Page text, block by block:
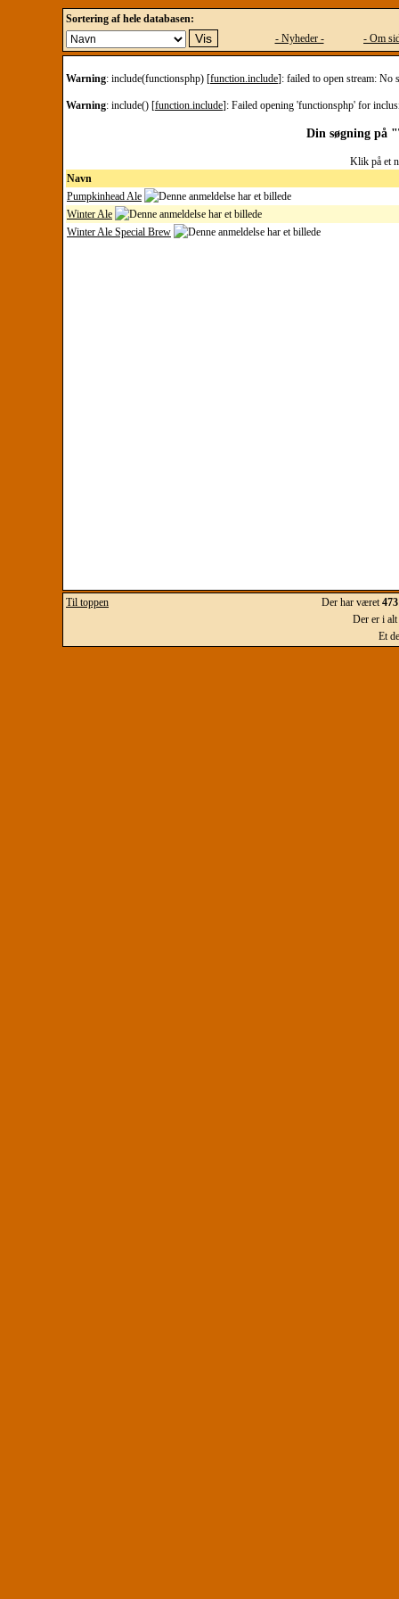
Sortering af hele databasen:
- Nyheder -
- Om
Warning: include(functionsphp) [function.include]: failed to open stream:
Warning: include() [function.include]: Failed opening 'functionsphp' for
Din søgning på
Klik på et
Navn
Pumpkinhead Ale
Winter Ale
Winter Ale Special Brew
Til toppen Der har været
Der er i alt
Et